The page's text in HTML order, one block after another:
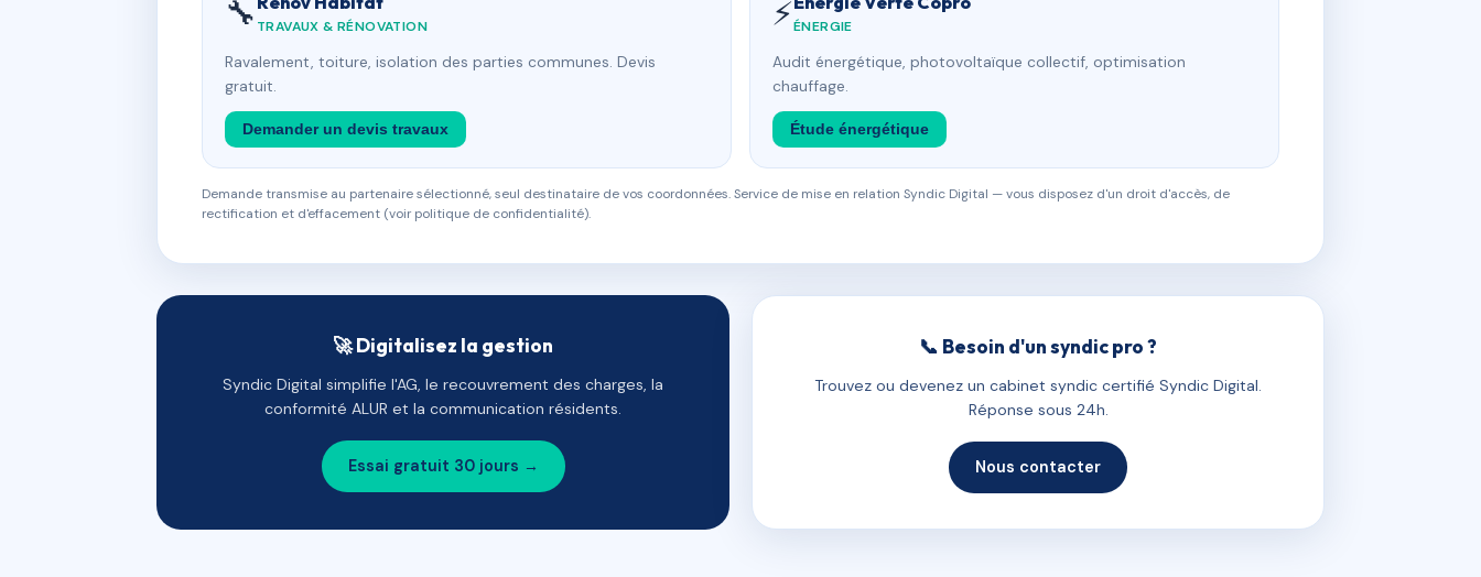
🔧 TRAVAUX & RÉNOVATION
Ravalement, toiture, isolation des parties communes. Devis
gratuit.
Demander un devis travaux
⚡ÉNERGIE
Audit énergétique, photovoltaïque collectif, optimisation
chauffage.
Étude énergétique
Demande transmise au partenaire sélectionné, seul destinataire de vos coordonnées. Service de mise en relation Syndic Digital — vous disposez d'un droit d'accès, de
rectification et d'effacement (voir politique de confidentialité).
🚀 Digitalisez la gestion
Syndic Digital simplifie l'AG, le recouvrement des charges, la
conformité ALUR et la communication résidents.
Essai gratuit 30 jours →
📞 Besoin d'un syndic pro ?
Trouvez ou devenez un cabinet syndic certifié Syndic Digital.
Réponse sous 24h.
Nous contacter